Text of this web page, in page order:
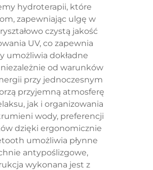
hydroterapii, które
zapewniając ulgę w
czystą jakość
UV, co zapewnia
umożliwia dokładne
od warunków
przy jednoczesnym
przyjemną atmosferę
jak i organizowania
wody, preferencji
dzięki ergonomicznie
umożliwia płynne
antypoślizgowe,
wykonana jest z